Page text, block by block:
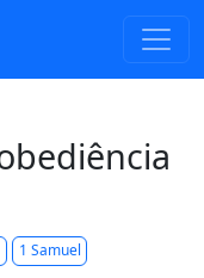
1 Samuel